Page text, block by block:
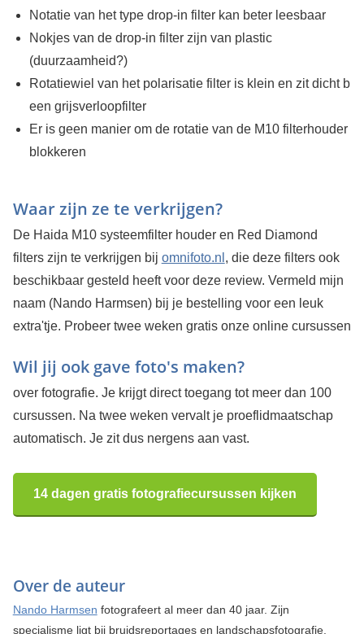
Notatie van het type drop-in filter kan beter leesbaar
Nokjes van de drop-in filter zijn van plastic
(duurzaamheid?)
Rotatiewiel van het polarisatie filter is klein en zit dicht bij
een grijsverloopfilter
Er is geen manier om de rotatie van de M10 filterhouder te
blokkeren
Waar zijn ze te verkrijgen?
De Haida M10 systeemfilter houder en Red Diamond
filters zijn te verkrijgen bij omnifoto.nl , die deze filters ook
beschikbaar gesteld heeft voor deze review. Vermeld mijn
naam (Nando Harmsen) bij je bestelling voor een leuk
extra'tje.
Wil jij ook gave foto's maken?
Probeer twee weken gratis onze online cursussen
over fotografie. Je krijgt direct toegang tot meer dan 100
cursussen. Na twee weken vervalt je proeflidmaatschap
automatisch. Je zit dus nergens aan vast.
14 dagen gratis fotografiecursussen kijken
Over de auteur
Nando Harmsen fotografeert al meer dan 40 jaar. Zijn
specialisme ligt bij bruidsreportages en landschapsfotografie.